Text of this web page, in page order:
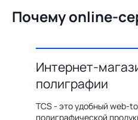
Почему online-
Интернет-
полиграфии
TCS - это удобный web-
полиграфической